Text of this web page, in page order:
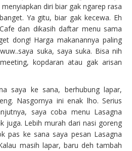
diri biar gak ngarep rasa
Ya gitu, biar gak kecewa. Eh
dan dikasih daftar menu sama
dong! Harga makanannya paling
suka, saya suka. Bisa nih
kopdaran atau gak arisan
saya ke sana, berhubung lapar,
Nasgornya ini enak lho. Serius
saya coba menu Lasagna
juga. Lebih murah dari nasi goreng
pas ke sana saya pesan Lasagna
masih lapar, baru deh tambah